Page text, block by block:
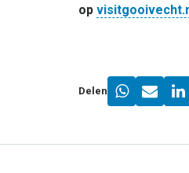
op
Delen